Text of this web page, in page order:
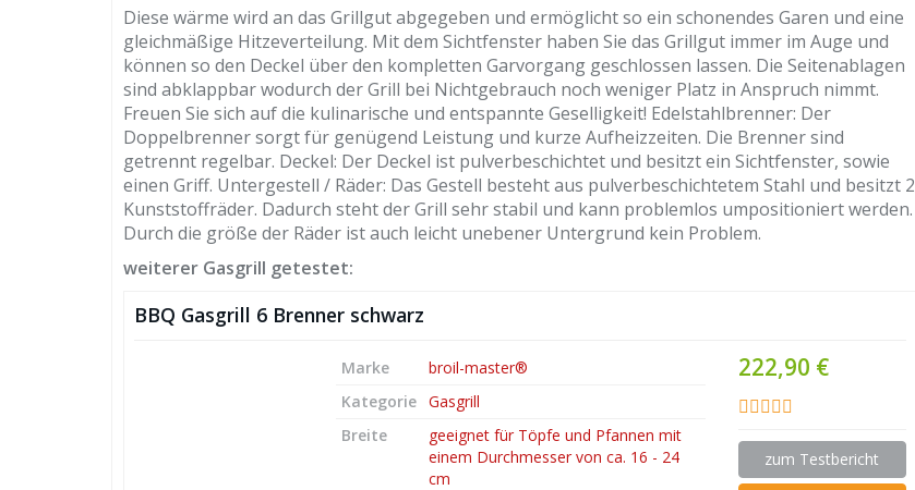
Diese wärme wird an das Grillgut abgegeben und ermöglicht so ein schonendes Garen und eine
gleichmäßige Hitzeverteilung. Mit dem Sichtfenster haben Sie das Grillgut immer im Auge und
können so den Deckel über den kompletten Garvorgang geschlossen lassen. Die Seitenablagen
sind abklappbar wodurch der Grill bei Nichtgebrauch noch weniger Platz in Anspruch nimmt.
Freuen Sie sich auf die kulinarische und entspannte Geselligkeit! Edelstahlbrenner: Der
Doppelbrenner sorgt für genügend Leistung und kurze Aufheizzeiten. Die Brenner sind
getrennt regelbar. Deckel: Der Deckel ist pulverbeschichtet und besitzt ein Sichtfenster, sowie
einen Griff. Untergestell / Räder: Das Gestell besteht aus pulverbeschichtetem Stahl und besitzt 2
Kunststoffräder. Dadurch steht der Grill sehr stabil und kann problemlos umpositioniert werden.
Durch die größe der Räder ist auch leicht unebener Untergrund kein Problem.
weiterer Gasgrill getestet:
BBQ Gasgrill 6 Brenner schwarz
222,90 €
zum Testbericht
Marke
broil-master®
Kategorie
Gasgrill
Breite
geeignet für Töpfe und Pfannen mit
einem Durchmesser von ca. 16 - 24
cm